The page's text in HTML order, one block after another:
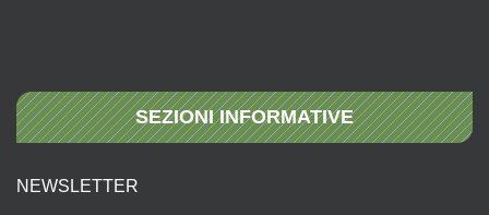
SEZIONI INFORMATIVE
NEWSLETTER